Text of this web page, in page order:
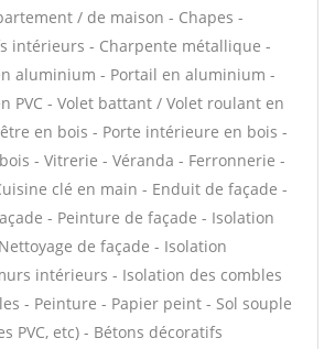
/ de maison - Chapes -
intérieurs - Charpente métallique -
aluminium - Portail en aluminium -
PVC - Volet battant / Volet roulant en
en bois - Porte intérieure en bois -
- Vitrerie - Véranda - Ferronnerie -
clé en main - Enduit de façade -
- Peinture de façade - Isolation
de façade - Isolation
intérieurs - Isolation des combles
- Peinture - Papier peint - Sol souple
PVC, etc) - Bétons décoratifs